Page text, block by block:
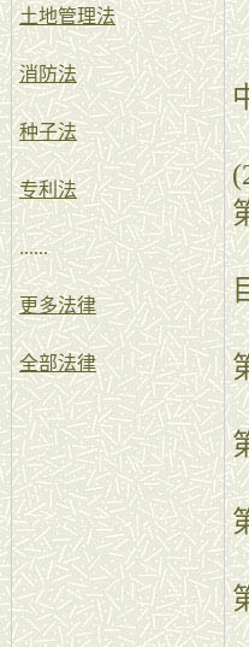
土地管理法
消防法
种子法
专利法
......
更多法律
全部法律